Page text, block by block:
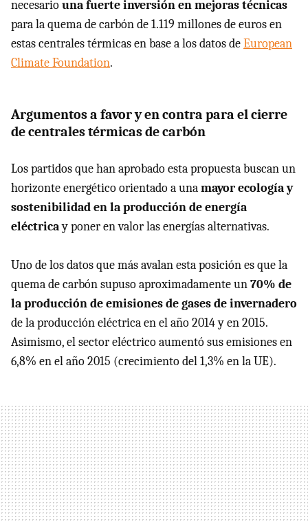
necesariouna fuerte inversión en mejoras técnicas
para la quema de carbón de 1.119 millones de euros en
estas centrales térmicas en base a los datos deEuropean
Climate Foundation.
Argumentos a favor y en contra para el cierre
de centrales térmicas de carbón
Los partidos que han aprobado esta propuesta buscan un
horizonte energético orientado a unamayor ecología y
sostenibilidad en la producción de energía
eléctricay poner en valor las energías alternativas.
Uno de los datos que más avalan esta posición es que la
quema de carbón supuso aproximadamente un70% de
la producción de emisiones de gases de invernadero
de la producción eléctrica en el año 2014 y en 2015.
Asimismo, el sector eléctrico aumentó sus emisiones en
6,8% en el año 2015 (crecimiento del 1,3% en la UE).